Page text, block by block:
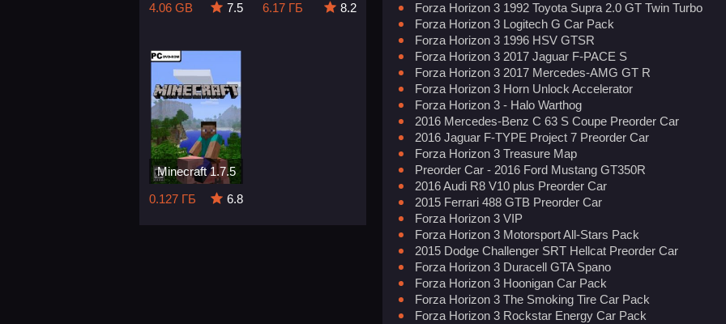
4.06 GB
7.5
6.17 ГБ
8.2
Minecraft 1.7.5
0.127 ГБ
6.8
Forza Horizon 3 1992 Toyota Supra 2.0 GT Twin Turbo
Forza Horizon 3 Logitech G Car Pack
Forza Horizon 3 1996 HSV GTSR
Forza Horizon 3 2017 Jaguar F-PACE S
Forza Horizon 3 2017 Mercedes-AMG GT R
Forza Horizon 3 Horn Unlock Accelerator
Forza Horizon 3 - Halo Warthog
2016 Mercedes-Benz C 63 S Coupe Preorder Car
2016 Jaguar F-TYPE Project 7 Preorder Car
Forza Horizon 3 Treasure Map
Preorder Car - 2016 Ford Mustang GT350R
2016 Audi R8 V10 plus Preorder Car
2015 Ferrari 488 GTB Preorder Car
Forza Horizon 3 VIP
Forza Horizon 3 Motorsport All-Stars Pack
2015 Dodge Challenger SRT Hellcat Preorder Car
Forza Horizon 3 Duracell GTA Spano
Forza Horizon 3 Hoonigan Car Pack
Forza Horizon 3 The Smoking Tire Car Pack
Forza Horizon 3 Rockstar Energy Car Pack